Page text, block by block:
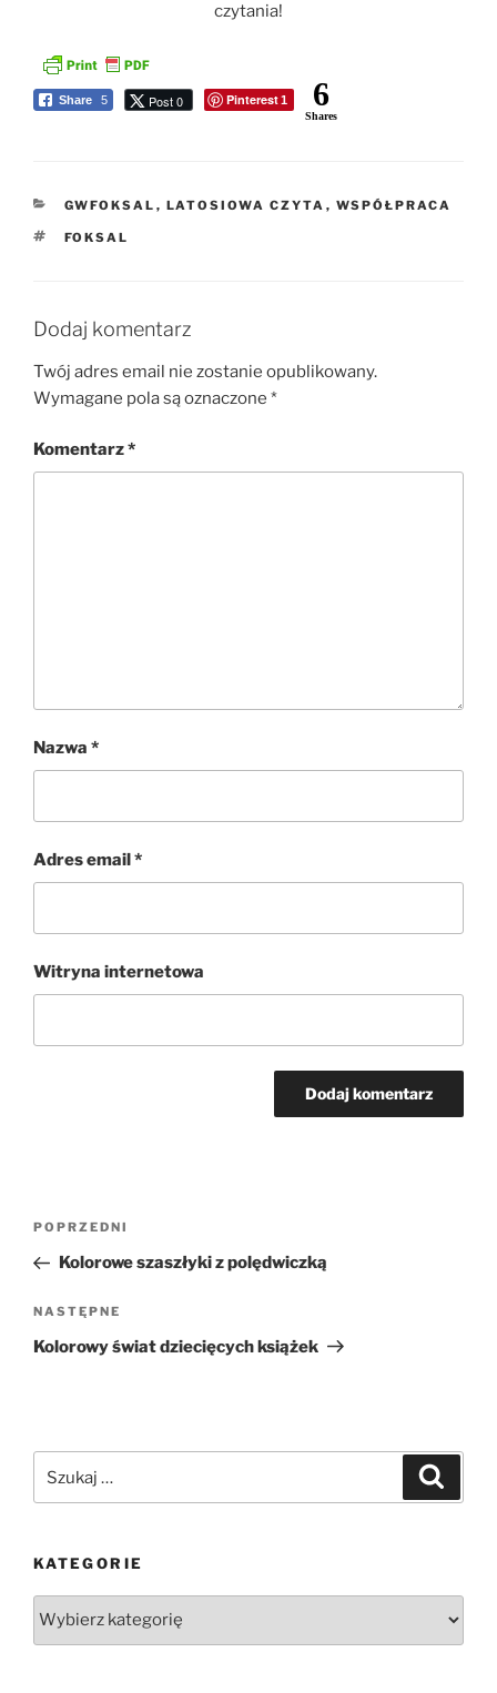
czytania!
Share 5 Post 0 Pinterest1 6
Shares
KATEGORIE
GWFOKSAL , LATOSIOWA CZYTA , WSPÓŁPRACA
TAGI
FOKSAL
Dodaj komentarz
Twój adres email nie zostanie opublikowany.
Wymagane pola są oznaczone *
Komentarz*
Nazwa *
Adres email*
Witryna internetowa
Nawigacja
Poprzedni
wpis
POPRZEDNI
Kolorowe szaszłyki z polędwiczką
Następny
wpis
NASTĘPNE
Kolorowy świat dziecięcych książek
KATEGORIE